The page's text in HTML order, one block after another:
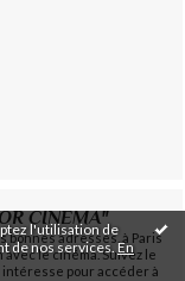
l'utilisation de
de nos services.En
CINEMA"
bonnes adresses, à Paris
le cinéma. Suivez le
pour accéder à